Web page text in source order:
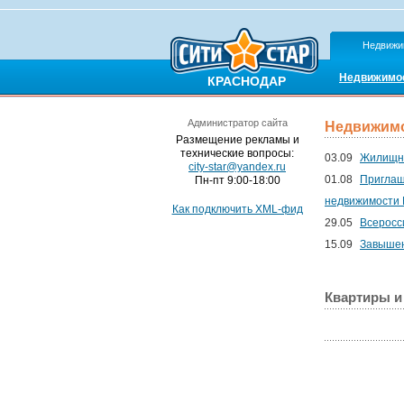
КРАСНОДАР
Администратор сайта
Размещение рекламы и
технические вопросы:
city-star@yandex.ru
Пн-пт 9:00-18:00
Как подключить XML-фид
03.09
01.08
недвижимости
29.05
15.09
Квартиры